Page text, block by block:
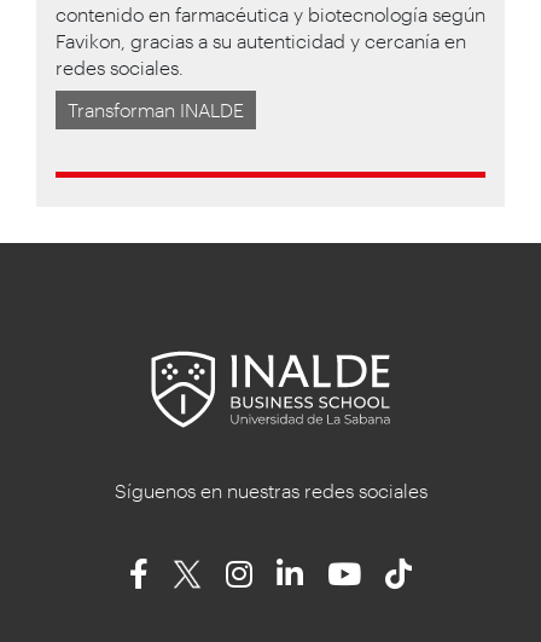
contenido en farmacéutica y biotecnología según
Favikon, gracias a su autenticidad y cercanía en
redes sociales.
Transforman INALDE
Síguenos en nuestras redes sociales